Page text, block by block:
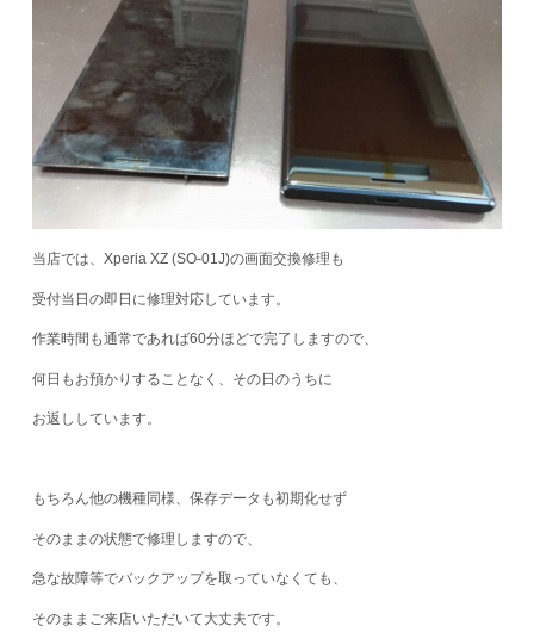
当店では、Xperia XZ (SO-01J)の画面交換修理も
受付当日の即日に修理対応しています。
作業時間も通常であれば60分ほどで完了しますので、
何日もお預かりすることなく、その日のうちに
お返ししています。
もちろん他の機種同様、保存データも初期化せず
そのままの状態で修理しますので、
急な故障等でバックアップを取っていなくても、
そのままご来店いただいて大丈夫です。